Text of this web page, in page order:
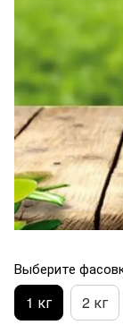
Выберите
1 кг 2 кг